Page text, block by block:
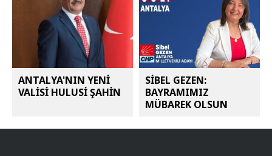
ANTALYA'NIN YENİ
VALİSİ HULUSİ ŞAHİN
SİBEL GEZEN:
BAYRAMIMIZ
MÜBAREK OLSUN